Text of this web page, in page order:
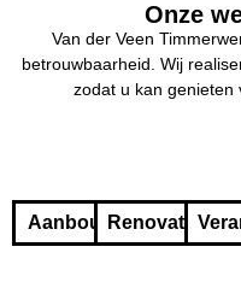
Onze
Van der Veen
betrouwbaarheid. Wij
zodat u kan genieten
AanbouwRenovatie